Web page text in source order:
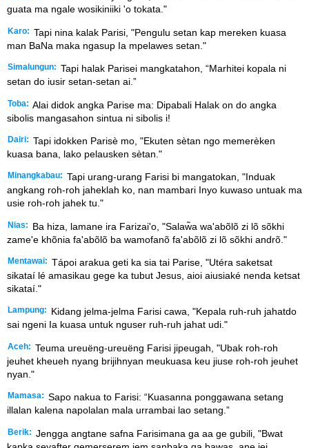
guata ma ngale wosikiniiki 'o tokata."
Karo: Tapi nina kalak Parisi, "Pengulu setan kap mereken kuasa
man BaNa maka ngasup Ia mpelawes setan."
Simalungun: Tapi halak Parisei mangkatahon, “Marhitei kopala ni
setan do iusir setan-setan ai.”
Toba: Alai didok angka Parise ma: Dipabali Halak on do angka
sibolis mangasahon sintua ni sibolis i!
Dairi: Tapi idokken Parisè mo, "Ekuten sètan ngo memerèken
kuasa bana, lako pelausken sètan."
Minangkabau: Tapi urang-urang Farisi bi mangatokan, "Induak
angkang roh-roh jaheklah ko, nan mambari Inyo kuwaso untuak ma
usie roh-roh jahek tu."
Nias:
Ba hiza, lamane ira Farizai'o, "Salaw̃a wa'abõlõ zi lõ sõkhi
zame'e khõnia fa'abõlõ ba wamofanõ fa'abõlõ zi lõ sõkhi andrõ."
Mentawai: Tápoi arakua geti ka sia tai Parise, "Utéra saketsat
sikataí lé amasikau gege ka tubut Jesus, aioi aiusiaké nenda ketsat
sikataí."
Lampung:
Kidang jelma-jelma Farisi cawa, "Kepala ruh-ruh jahatdo
sai ngeni Ia kuasa untuk nguser ruh-ruh jahat udi."
Aceh: Teuma ureuëng-ureuëng Farisi jipeugah, "Ubak roh-roh
jeuhet kheueh nyang brijihnyan meukuasa keu jiuse roh-roh jeuhet
nyan."
Mamasa: Sapo nakua to Farisi: “Kuasanna ponggawana setang
illalan kalena napolalan mala urrambai lao setang.”
Berik: Jengga angtane safna Farisimana ga aa ge gubili, "Bwat